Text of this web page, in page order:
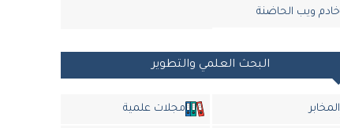
خادم ويب الحاضنة
البحث العلمي والتطوير
المخابر مجلات علمية